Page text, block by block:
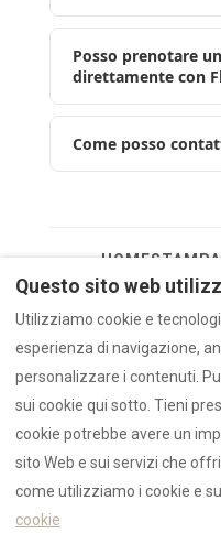
Posso prenotare
direttamente con
Come posso
HOMESTAMPA
Non hai trovato
tramite il nostro
Ultimo aggiornamento:
Questo sito web
Utilizziamo cookie e
esperienza di navigazione,
personalizzare i contenuti.
sui cookie qui sotto. Tieni
cookie potrebbe avere un
sito Web e sui servizi che
come utilizziamo i cookie e
cookie